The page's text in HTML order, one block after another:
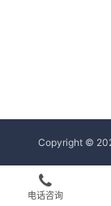
Copyright ©
电话咨询